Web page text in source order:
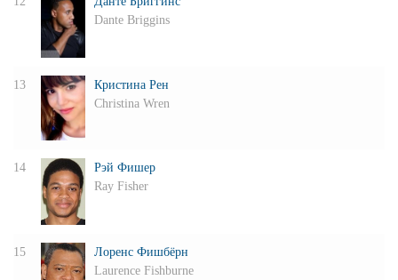
Dante Briggins
13
Кристина Рен
Christina Wren
14
Рэй Фишер
Ray Fisher
15
Лоренс Фишбёрн
Laurence Fishburne